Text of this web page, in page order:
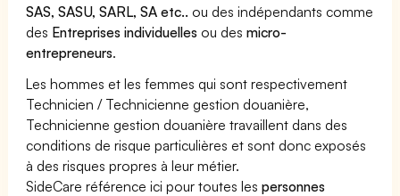
SAS, SASU, SARL, SA etc.. ou des indépendants comme
des Entreprises individuelles ou desmicro-
entrepreneurs.
Les hommes et les femmes qui sont respectivement
Technicien / Technicienne gestion douanière,
Technicienne gestion douanière travaillent dans des
conditions de risque particulières et sont donc exposés
à des risques propres à leur métier.
SideCare référence ici pour toutes lespersonnes